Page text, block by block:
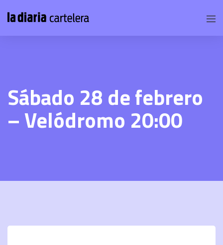
Sábado 28 de febrero
– Velódromo 20:00